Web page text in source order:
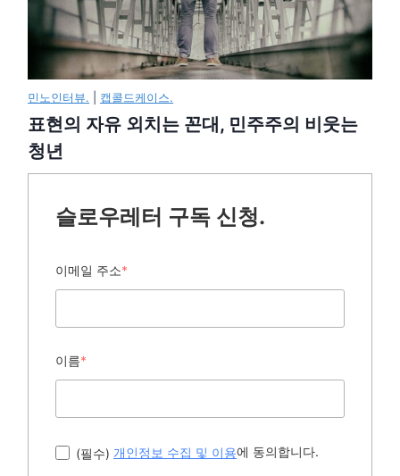
민노인터뷰. 캡콜드케이스.
표현의 자유 외치는 꼰대, 민주주의 비웃는
청년
슬로우레터 구독 신청.
이메일 주소*
이름*
(필수) 개인정보 수집 및 이용에 동의합니다.